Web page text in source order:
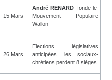
15 Mars
André RENARDfonde le
Mouvement Populaire
Wallon
26 Mars
Elections législatives
anticipées. les sociaux-
chrétiens perdent 8 sièges.